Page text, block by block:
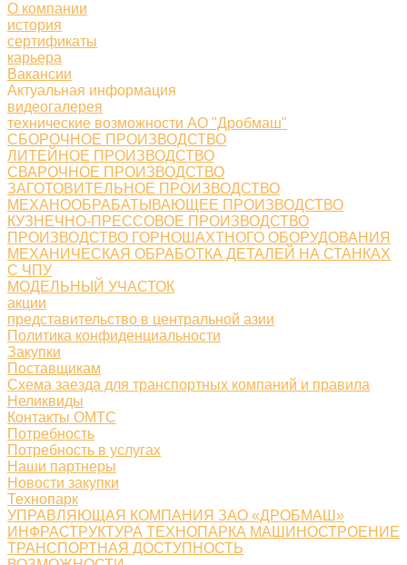
О компании
история
сертификаты
карьера
Вакансии
Актуальная информация
видеогалерея
технические возможности АО "Дробмаш"
СБОРОЧНОЕ ПРОИЗВОДСТВО
ЛИТЕЙНОЕ ПРОИЗВОДСТВО
СВАРОЧНОЕ ПРОИЗВОДСТВО
ЗАГОТОВИТЕЛЬНОЕ ПРОИЗВОДСТВО
МЕХАНООБРАБАТЫВАЮЩЕЕ ПРОИЗВОДСТВО
КУЗНЕЧНО-ПРЕССОВОЕ ПРОИЗВОДСТВО
ПРОИЗВОДСТВО ГОРНОШАХТНОГО ОБОРУДОВАНИЯ
МЕХАНИЧЕСКАЯ ОБРАБОТКА ДЕТАЛЕЙ НА СТАНКАХ
С ЧПУ
МОДЕЛЬНЫЙ УЧАСТОК
акции
представительство в центральной азии
Политика конфиденциальности
Закупки
Поставщикам
Схема заезда для транспортных компаний и правила
Неликвиды
Контакты ОМТС
Потребность
Потребность в услугах
Наши партнеры
Новости закупки
Технопарк
УПРАВЛЯЮЩАЯ КОМПАНИЯ ЗАО «ДРОБМАШ»
ИНФРАСТРУКТУРА ТЕХНОПАРКА МАШИНОСТРОЕНИЕ
ТРАНСПОРТНАЯ ДОСТУПНОСТЬ